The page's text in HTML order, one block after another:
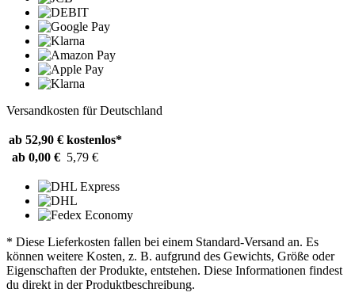
Versandkosten für Deutschland
ab 52,90 € kostenlos*
ab 0,00 € 5,79 €
* Diese Lieferkosten fallen bei einem Standard-Versand an. Es
können weitere Kosten, z. B. aufgrund des Gewichts, Größe oder
Eigenschaften der Produkte, entstehen. Diese Informationen findest
du direkt in der Produktbeschreibung.